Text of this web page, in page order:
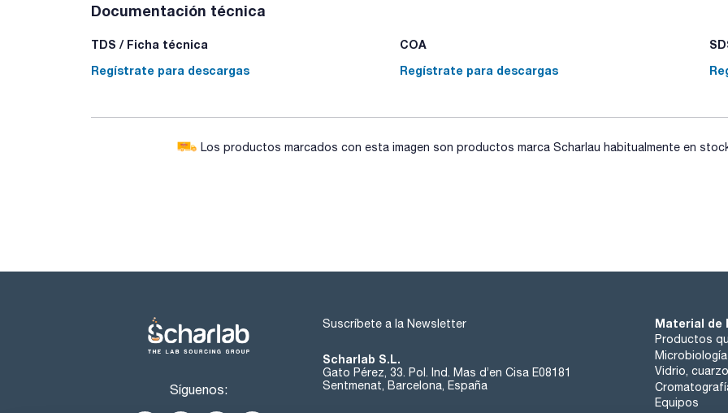
Documentación técnica
TDS / Ficha técnica
Regístrate para descargas
COA
Regístrate para descargas
Los productos marcados con esta imagen son productos marca Scharlau habitualmente en
Síguenos:
Suscríbete a la Newsletter
Scharlab S.L.
Gato Pérez, 33. Pol. Ind. Mas d’en Cisa E08181
Sentmenat, Barcelona, España
Material de
Productos
Microbiología
Vidrio,
Equipos